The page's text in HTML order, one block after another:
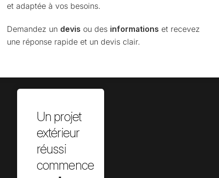
et adaptée à vos besoins.
Demandez un devis ou des informations et recevez
une réponse rapide et un devis clair.
Un projet
extérieur
réussi
commence